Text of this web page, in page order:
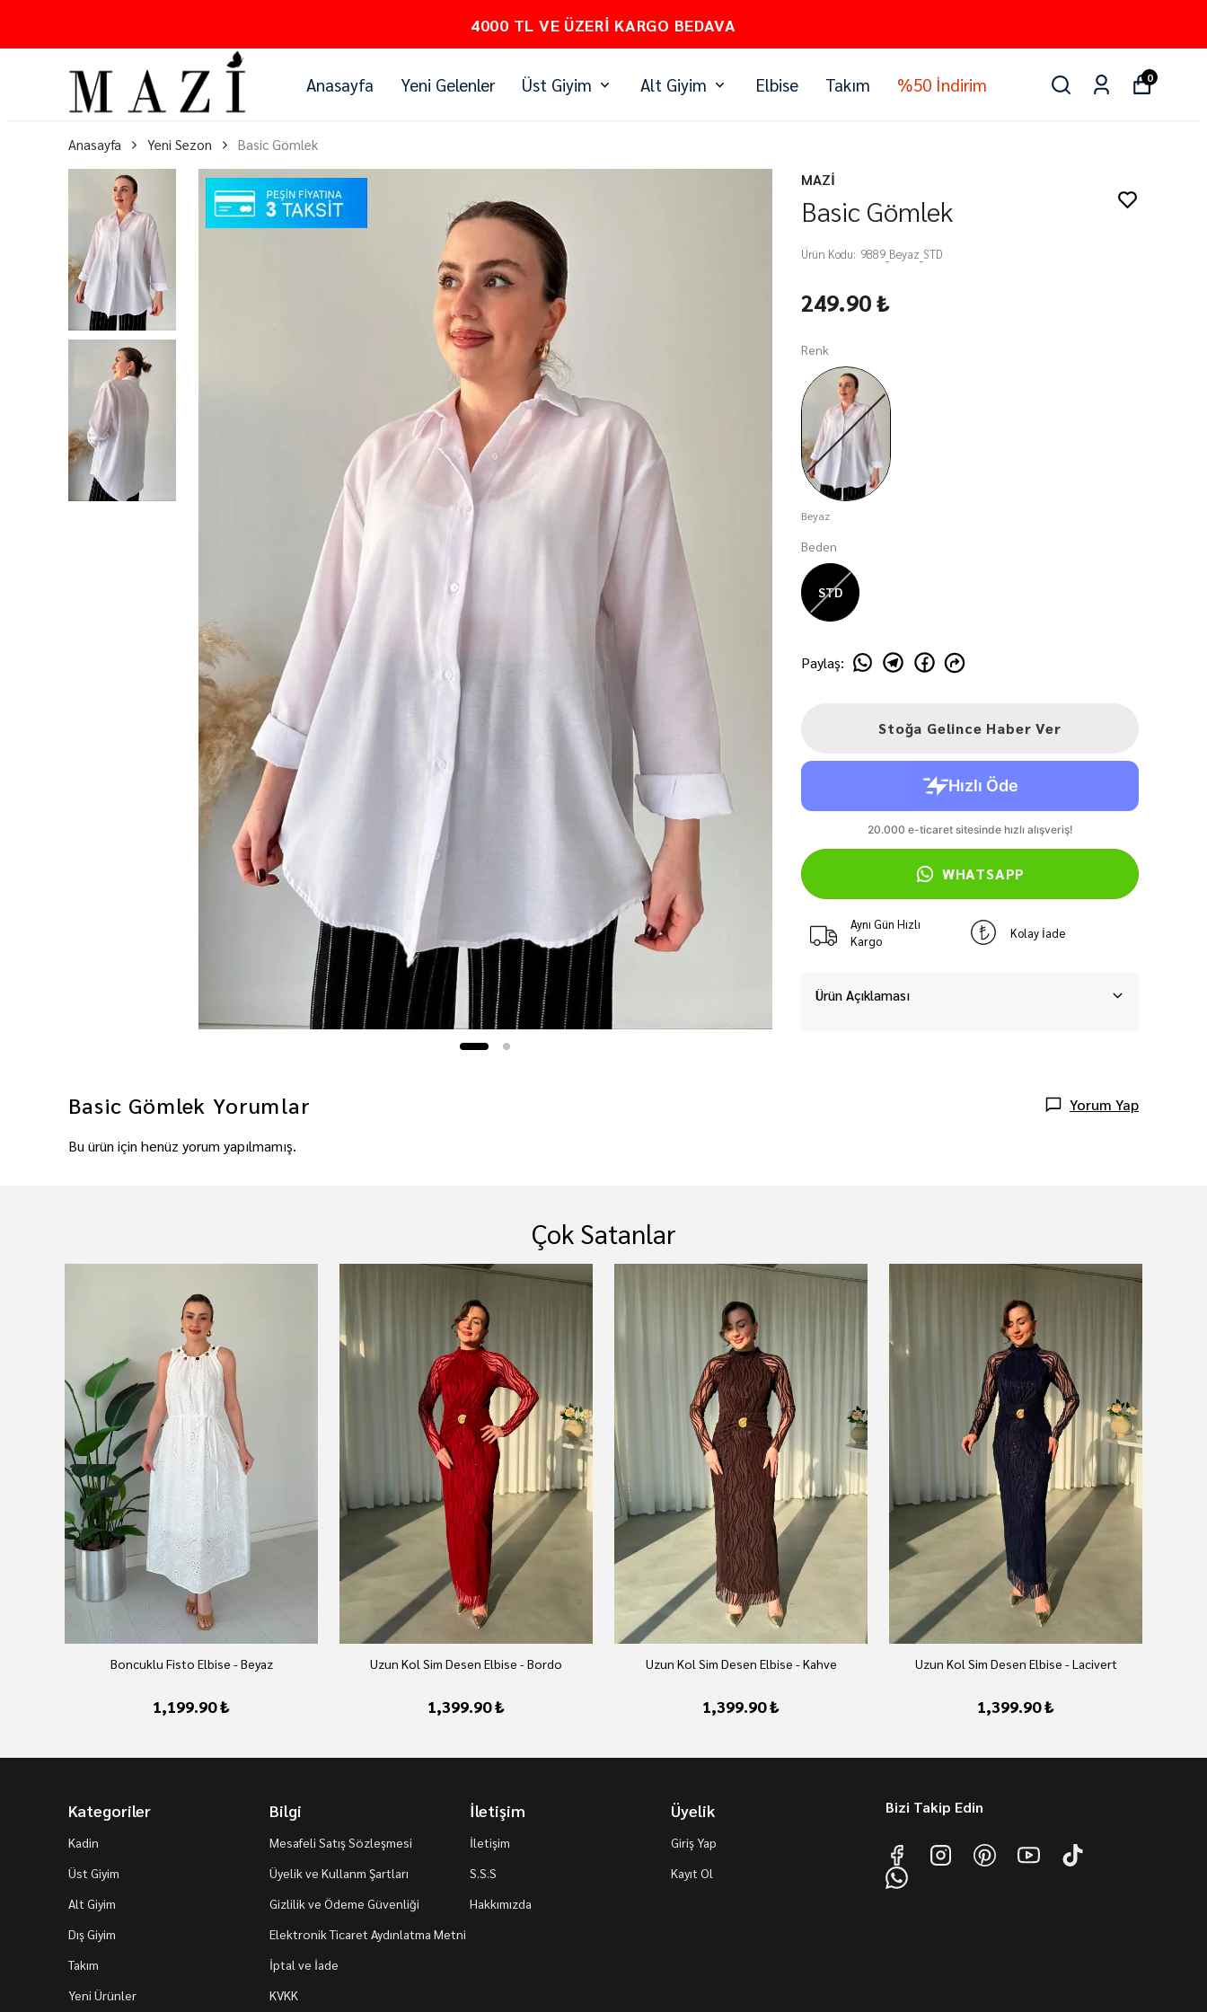
PEŞİN FİYATINA 3 TAKSİT
Anasayfa Yeni Gelenler Üst Giyim Alt Giyim Elbise Takım %50 İndirim 0
Anasayfa Yeni Sezon Basic Gömlek
MAZİ
Basic Gömlek
Ürün Kodu: 9889_Beyaz_STD
249.90 ₺
Renk
Beyaz
Beden
STD
Paylaş:
Stoğa Gelince Haber Ver
WHATSAPP
Aynı Gün Hızlı
Kargo
Kolay İade
Ürün Açıklaması
Basic Gömlek Yorumlar Yorum Yap
Bu ürün için henüz yorum yapılmamış.
Çok Satanlar
Boncuklu Fisto Elbise - Beyaz
1,199.90 ₺
Uzun Kol Sim Desen Elbise - Bordo
1,399.90 ₺
Uzun Kol Sim Desen Elbise - Kahve
1,399.90 ₺
Uzun Kol Sim Desen Elbise - Lacivert
1,399.90 ₺
Kategoriler
Kadin
Üst Giyim
Alt Giyim
Dış Giyim
Takım
Yeni Ürünler
Bilgi
Mesafeli Satış Sözleşmesi
Üyelik ve Kullanm Şartları
Gizlilik ve Ödeme Güvenliği
Elektronik Ticaret Aydınlatma Metni
İptal ve İade
KVKK
İletişim
İletişim
S.S.S
Hakkımızda
Üyelik
Giriş Yap
Kayıt Ol
Bizi Takip Edin